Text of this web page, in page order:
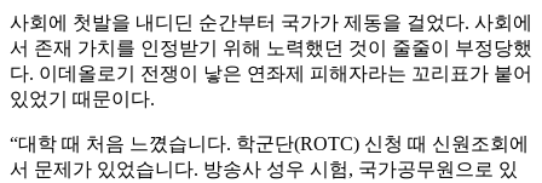
사회에 첫발을 내디딘 순간부터 국가가 제동을 걸었다. 사회에
서 존재 가치를 인정받기 위해 노력했던 것이 줄줄이 부정당했
다. 이데올로기 전쟁이 낳은 연좌제 피해자라는 꼬리표가 붙어
있었기 때문이다.
“대학 때 처음 느꼈습니다. 학군단(ROTC) 신청 때 신원조회에
서 문제가 있었습니다. 방송사 성우 시험, 국가공무원으로 있